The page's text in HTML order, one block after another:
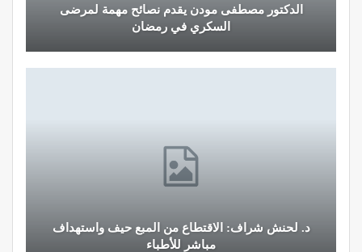
الدكتور مصطفى مودن يقدم نصائح مهمة لمرضى
السكري في رمضان
د. لحنش شراف: الاقتطاع من المبع حيف واستهداف
مباشر للأطباء